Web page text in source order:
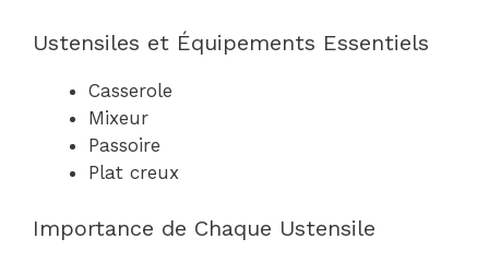
Ustensiles et Équipements Essentiels
Casserole
Mixeur
Passoire
Plat creux
Importance de Chaque Ustensile